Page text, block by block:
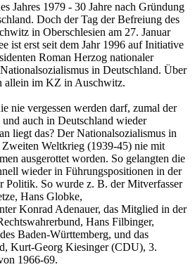
Jahres 1979 - 30 Jahre nach Gründung
Doch der Tag der Befreiung des
in Oberschlesien am 27. Januar
ist erst seit dem Jahr 1996 auf Initiative
Roman Herzog nationaler
in Deutschland. Über
allein im KZ in Auschwitz.
nie vergessen werden darf, zumal der
auch in Deutschland wieder
liegt das? Der Nationalsozialismus in
Zweiten Weltkrieg (1939-45) nie mit
ausgerottet worden. So gelangten die
wieder in Führungspositionen in der
Politik. So wurde z. B. der Mitverfasser
Hans Globke,
Konrad Adenauer, das Mitglied in der
Hans Filbinger,
Baden-Württemberg, und das
Kurt-Georg Kiesinger (CDU), 3.
1966-69.